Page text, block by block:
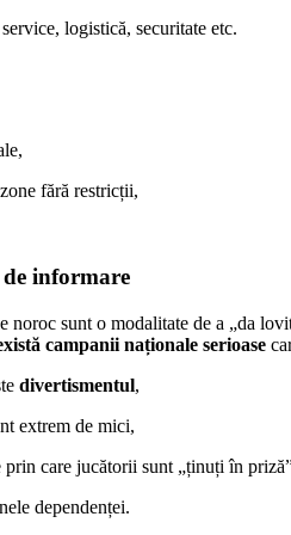
logistică, securitate etc.
fără restricții,
informare
noroc sunt o modalitate de a „da
campanii naționale serioase
divertismentul,
extrem de mici,
prin care jucătorii sunt „ținuți în
dependenței.